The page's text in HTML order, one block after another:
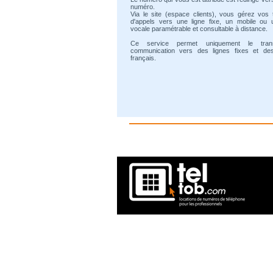
numéro.
Via le site (espace clients), vous gérez vos
d'appels vers une ligne fixe, un mobile ou
vocale paramétrable et consultable à distance.
Ce service permet uniquement le
communication vers des lignes fixes et
français.